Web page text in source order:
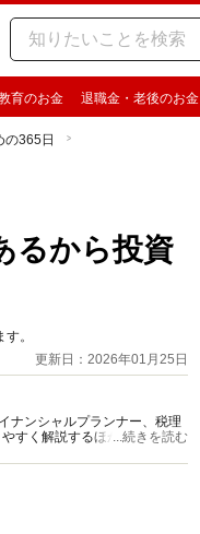
育のお金 退職金・老後のお金
の365日
るから投資
。
更新日：2026年01月25日
ナンシャルプランナー、税理
すく解説するほか、マネー最
...続きを読む